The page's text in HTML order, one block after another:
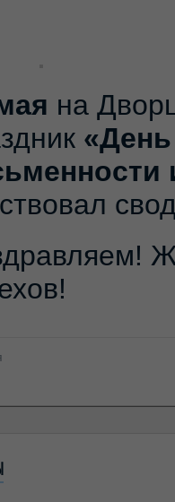
на